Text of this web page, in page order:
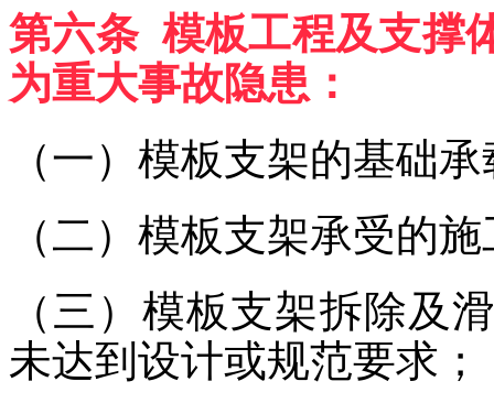
第六条 模板工程及支撑
为重大事故隐患：
（一）模板支架的基础
（二）模板支架承受的
（三）模板支架拆除及
未达到设计或规范要求；